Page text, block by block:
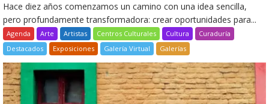
Hace diez años comenzamos un camino con una idea sencilla,
pero profundamente transformadora: crear oportunidades para...
Agenda Arte Artistas Centros Culturales Cultura
Curaduría
Destacados
Exposiciones Galería Virtual Galerías